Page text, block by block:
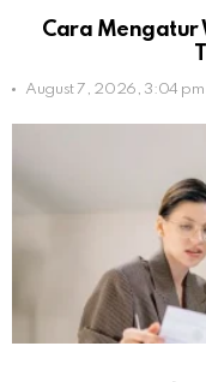
Cara Mengatur
August 7, 2026, 3:04 pm